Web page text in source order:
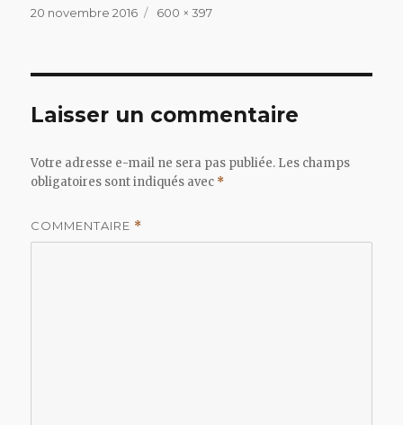
Publié
20 novembre 2016
Taille
600 × 397
Laisser un commentaire
Votre adresse e-mail ne sera pas publiée. Les champs
obligatoires sont indiqués avec *
COMMENTAIRE *